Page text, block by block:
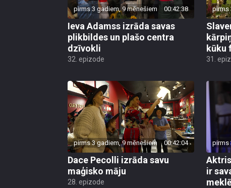
pirms 3 gadiem, 9 mēnešiem 00:42:38
Ieva Adamss izrāda savas
plikbildes un plašo centra
dzīvokli
32. epizode
pirms
kūku
31.
pirms 3 gadiem, 9 mēnešiem 00:42:04
Dace Pecolli izrāda savu
maģisko māju
28. epizode
pirms
ir